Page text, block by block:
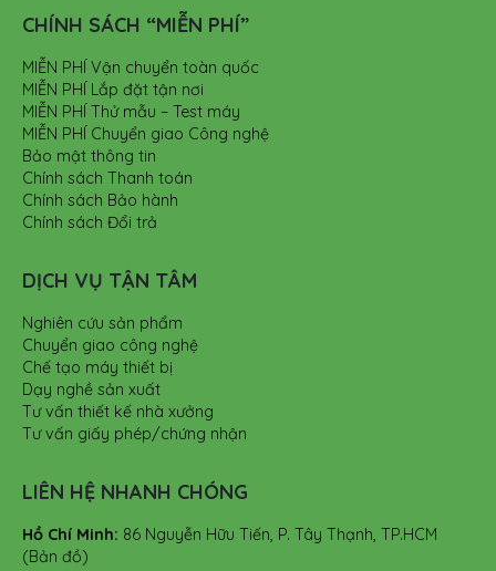
CHÍNH SÁCH “MIỄN PHÍ”
MIỄN PHÍ Vận chuyển toàn quốc
MIỄN PHÍ Lắp đặt tận nơi
MIỄN PHÍ Thử mẫu – Test máy
MIỄN PHÍ Chuyển giao Công nghệ
Bảo mật thông tin
Chính sách Thanh toán
Chính sách Bảo hành
Chính sách Đổi trả
DỊCH VỤ TẬN TÂM
Nghiên cứu sản phẩm
Chuyển giao công nghệ
Chế tạo máy thiết bị
Dạy nghề sản xuất
Tư vấn thiết kế nhà xưởng
Tư vấn giấy phép/chứng nhận
LIÊN HỆ NHANH CHÓNG
Hồ Chí Minh: 86 Nguyễn Hữu Tiến, P. Tây Thạnh, TP.HCM
(Bản đồ)